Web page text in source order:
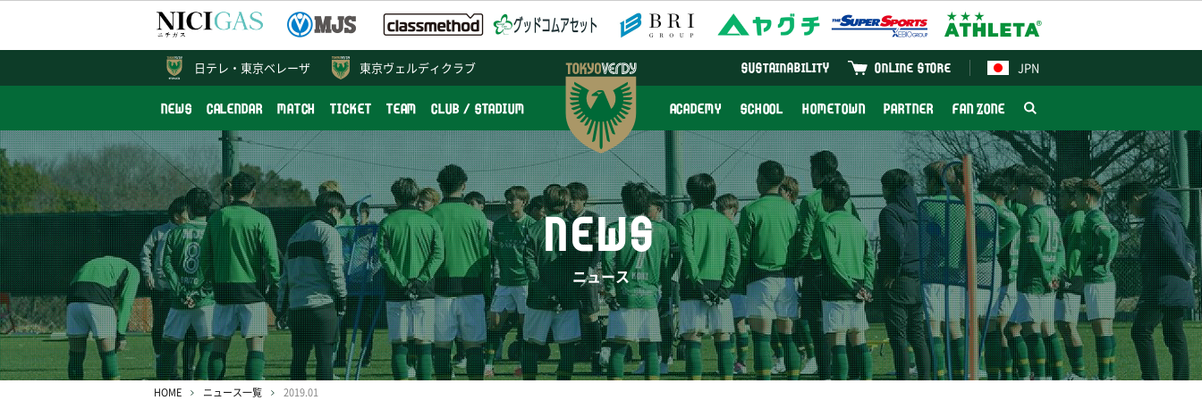
東京ヴェルディクラブ JPN
ONLINE STORE
SUSTAINABILITY
NEWS CALENDAR MATCH TICKET TEAM CLUB / STADIUM ACADEMY SCHOOL HOMETOWN PARTNER FAN ZONE
日テレ・ 東京ベレーザ
NEWS
ニュース
HOME ニュース一覧 2019.01